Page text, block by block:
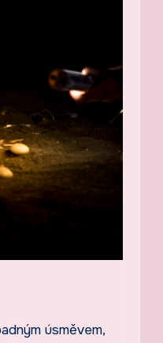
úsměvem,